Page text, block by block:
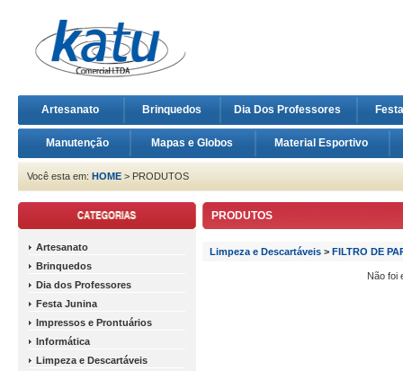
Artesanato Brinquedos Dia Dos Professores
Manutenção Mapas e Globos Material Esportivo
Você esta em: HOME > PRODUTOS
Artesanato
Brinquedos
Dia dos Professores
Festa Junina
Impressos e Prontuários
Informática
Limpeza e Descartáveis
PRODUTOS
Limpeza e Descartáveis > FILTRO DE
Não foi